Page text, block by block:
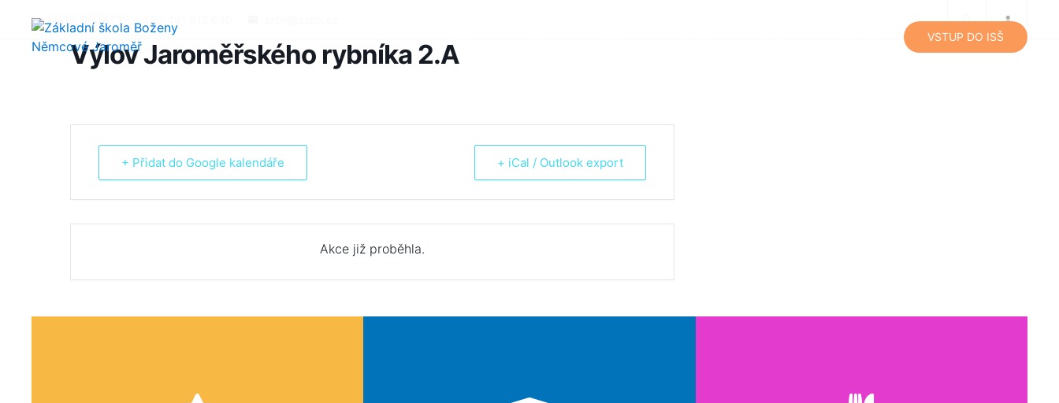
MÁTE DOTAZY? +420 491 812 630
VSTUP DO ISŠ
Výlov Jaroměřského rybníka 2.A
+ Přidat do Google kalendáře + iCal / Outlook export
Akce již proběhla.